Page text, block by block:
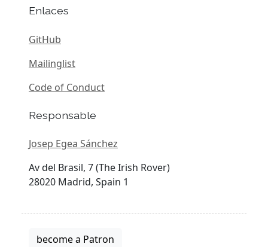
Enlaces
GitHub
Mailinglist
Code of Conduct
Responsable
Josep Egea Sánchez
Av del Brasil, 7 (The Irish Rover)
28020 Madrid, Spain 1
become a Patron